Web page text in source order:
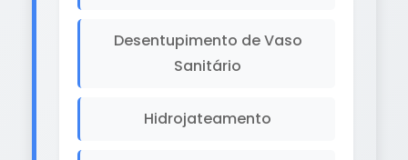
Desentupimento de Vaso
Sanitário
Hidrojateamento